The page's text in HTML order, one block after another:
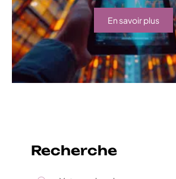
En savoir plus
Recherche